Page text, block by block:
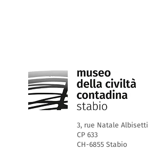
3, rue Natale Albisetti
CP 633
CH-6855 Stabio